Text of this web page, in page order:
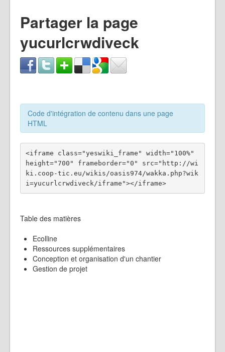
Partager la page
yucurlcrwdiveck
Code d'intégration de contenu dans une page
HTML
<iframe class="yeswiki_frame" width="100%"
height="700" frameborder="0" src="http://wi
ki.coop-tic.eu/wikis/oasis974/wakka.php?wik
i=yucurlcrwdiveck/iframe"></iframe>
Table des matières
Ecolline
Ressources supplémentaires
Conception et organisation d'un chantier
Gestion de projet